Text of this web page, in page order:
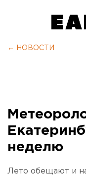
← НОВОСТИ
неделю
Лето обещают и